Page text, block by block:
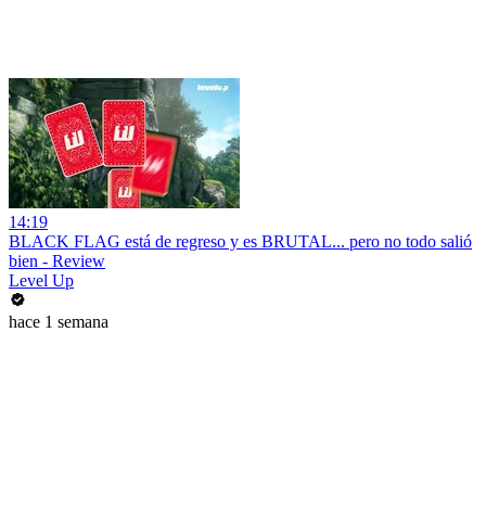
14:19
BLACK FLAG está de regreso y es BRUTAL... pero no todo salió
bien - Review
Level Up
hace 1 semana